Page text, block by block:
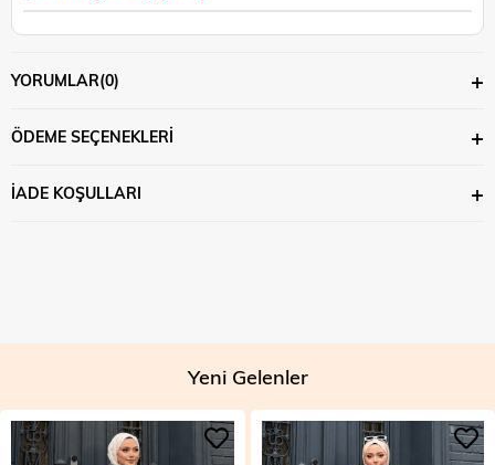
YORUMLAR(0)
ÖDEME SEÇENEKLERI
İADE KOŞULLARI
Yeni Gelenler